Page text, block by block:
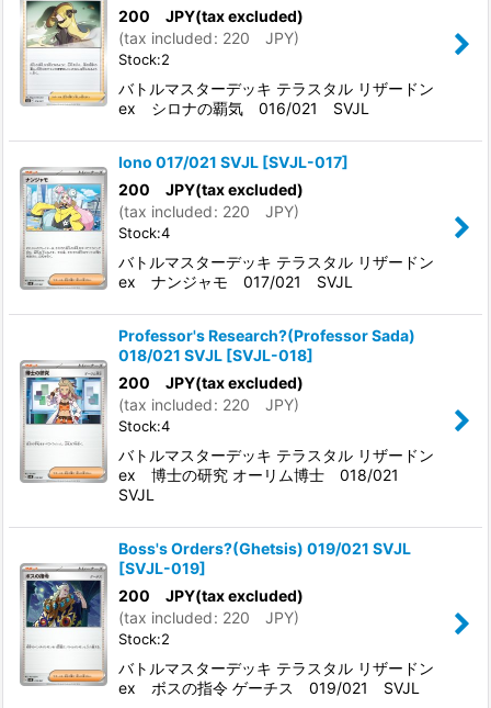
200 JPY(tax excluded)
(tax included: 220 JPY)
Stock:2
バトルマスターデッキ テラスタル リザードン
ex シロナの覇気 016/021 SVJL
Iono 017/021 SVJL [SVJL-017]
200 JPY(tax excluded)
(tax included: 220 JPY)
Stock:4
バトルマスターデッキ テラスタル リザードン
ex ナンジャモ 017/021 SVJL
Professor's Research?(Professor Sada)
018/021 SVJL [SVJL-018]
200 JPY(tax excluded)
(tax included: 220 JPY)
Stock:4
バトルマスターデッキ テラスタル リザードン
ex 博士の研究 オーリム博士 018/021
SVJL
Boss's Orders?(Ghetsis) 019/021 SVJL
[SVJL-019]
200 JPY(tax excluded)
(tax included: 220 JPY)
Stock:2
バトルマスターデッキ テラスタル リザードン
ex ボスの指令 ゲーチス 019/021 SVJL